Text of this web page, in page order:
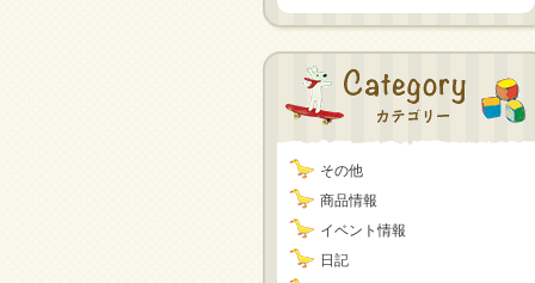
その他
商品情報
イベント情報
日記